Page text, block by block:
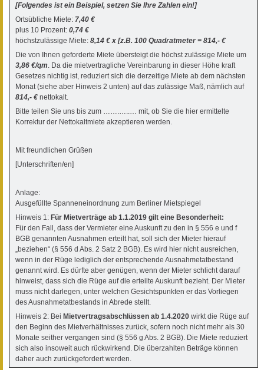
[Folgendes ist ein Beispiel, setzen Sie Ihre Zahlen ein!]
Ortsübliche Miete: 7,40 €
plus 10 Prozent: 0,74 €
höchstzulässige Miete: 8,14 € x [z.B. 100 Quadratmeter = 814,- €
Die von Ihnen geforderte Miete übersteigt die höchst zulässige Miete um
3,86 €/qm. Da die mietvertragliche Vereinbarung in dieser Höhe kraft
Gesetzes nichtig ist, reduziert sich die derzeitige Miete ab dem nächsten
Monat (siehe aber Hinweis 2 unten) auf das zulässige Maß, nämlich auf
814,- € nettokalt.
Bitte teilen Sie uns bis zum …….…..… mit, ob Sie die hier ermittelte
Korrektur der Nettokaltmiete akzeptieren werden.
Mit freundlichen Grüßen
[Unterschriften/en]
Anlage:
Ausgefüllte Spanneneinordnung zum Berliner Mietspiegel
Hinweis 1: Für Mietverträge ab 1.1.2019 gilt eine Besonderheit:
Für den Fall, dass der Vermieter eine Auskunft zu den in § 556 e und f
BGB genannten Ausnahmen erteilt hat, soll sich der Mieter hierauf
„beziehen“ (§ 556 d Abs. 2 Satz 2 BGB). Es wird hier nicht ausreichen,
wenn in der Rüge lediglich der entsprechende Ausnahmetatbestand
genannt wird. Es dürfte aber genügen, wenn der Mieter schlicht darauf
hinweist, dass sich die Rüge auf die erteilte Auskunft bezieht. Der Mieter
muss nicht darlegen, unter welchen Gesichtspunkten er das Vorliegen
des Ausnahmetatbestands in Abrede stellt.
Hinweis 2: Bei Mietvertragsabschlüssen ab 1.4.2020 wirkt die Rüge auf
den Beginn des Mietverhältnisses zurück, sofern noch nicht mehr als 30
Monate seither vergangen sind (§ 556 g Abs. 2 BGB). Die Miete reduziert
sich also insoweit auch rückwirkend. Die überzahlten Beträge können
daher auch zurückgefordert werden.